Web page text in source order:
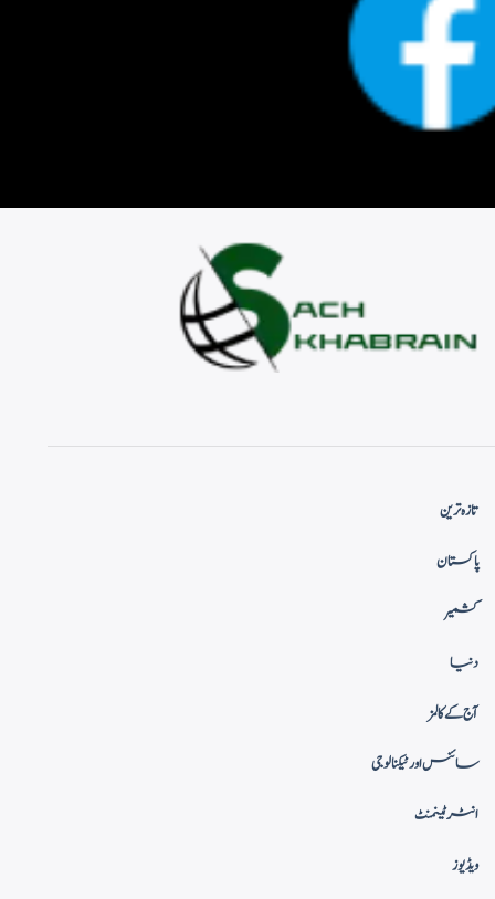
تازہ ترین
پاکستان
کشمیر
دنیا
آج کے کالمز
سائنس اور ٹیکنالوجی
انٹرٹینمنٹ
ویڈیوز